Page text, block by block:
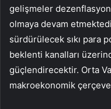
gelişmeler
olmaya devam
sürdürülecek sıkı para
beklenti kanalları
güçlendirecektir. Orta
makroekonomik